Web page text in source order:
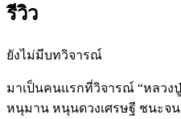
รีวิว
ยังไม่มีบทวิจารณ์
มาเป็นคนแรกที่วิจารณ์ “หลว
หนุมาน หนุนดวงเศรษฐี ชนะจน